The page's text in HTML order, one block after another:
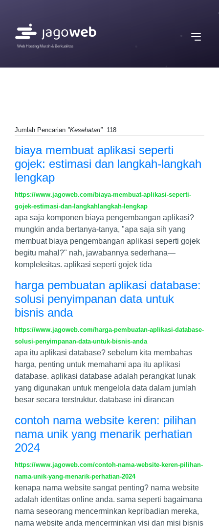
Web Hosting Murah & Berkualitas
Jumlah Pencarian "Kesehatan" 118
biaya membuat aplikasi seperti
gojek: estimasi dan langkah-langkah
lengkap
https://www.jagoweb.com/biaya-membuat-aplikasi-seperti-
gojek-estimasi-dan-langkahlangkah-lengkap
apa saja komponen biaya pengembangan aplikasi?
mungkin anda bertanya-tanya, "apa saja sih yang
membuat biaya pengembangan aplikasi seperti gojek
begitu mahal?" nah, jawabannya sederhana—
kompleksitas. aplikasi seperti gojek tida
harga pembuatan aplikasi database:
solusi penyimpanan data untuk
bisnis anda
https://www.jagoweb.com/harga-pembuatan-aplikasi-database-
solusi-penyimpanan-data-untuk-bisnis-anda
apa itu aplikasi database? sebelum kita membahas
harga, penting untuk memahami apa itu aplikasi
database. aplikasi database adalah perangkat lunak
yang digunakan untuk mengelola data dalam jumlah
besar secara terstruktur. database ini dirancan
contoh nama website keren: pilihan
nama unik yang menarik perhatian
2024
https://www.jagoweb.com/contoh-nama-website-keren-pilihan-
nama-unik-yang-menarik-perhatian-2024
kenapa nama website sangat penting? nama website
adalah identitas online anda. sama seperti bagaimana
nama seseorang mencerminkan kepribadian mereka,
nama website anda mencerminkan visi dan misi bisnis